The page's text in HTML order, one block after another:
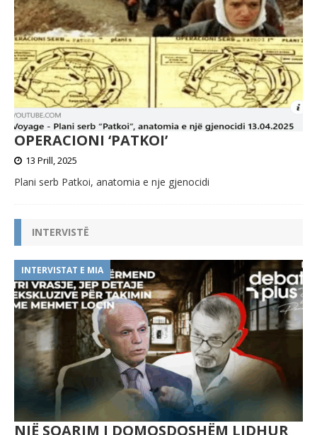
OPERACIONI ‘PATKOI’
13 Prill, 2025
Plani serb Patkoi, anatomia e nje gjenocidi
INTERVISTË
INTERVISTAT E MIA
NJË SQARIM I DOMOSDOSHËM LIDHUR